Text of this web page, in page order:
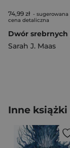
74,99 zł - sugerowana
cena detaliczna
Sarah J. Maas
Inne książki